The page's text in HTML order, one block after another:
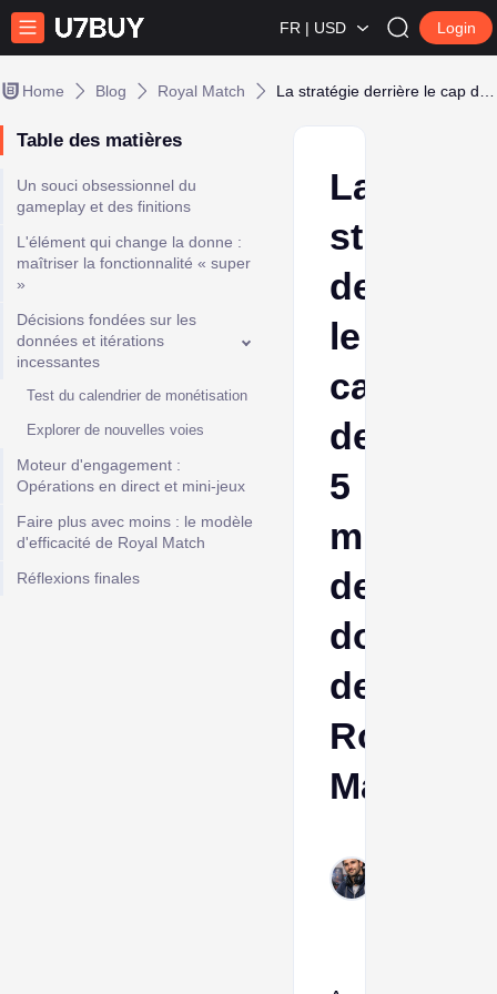
FR | USD Login
Home Blog Royal Match
Table des matières
Un souci obsessionnel du
gameplay et des finitions
L'élément qui change la donne :
maîtriser la fonctionnalité « super
»
Décisions fondées sur les
données et itérations
incessantes
Test du calendrier de monétisation
Explorer de nouvelles voies
Moteur d'engagement :
Opérations en direct et mini-jeux
Faire plus avec moins : le modèle
d'efficacité de Royal Match
Réflexions finales
La
stratégie
derrière
le
cap
des
5
milliards
de
dollars
de
Royal
Match